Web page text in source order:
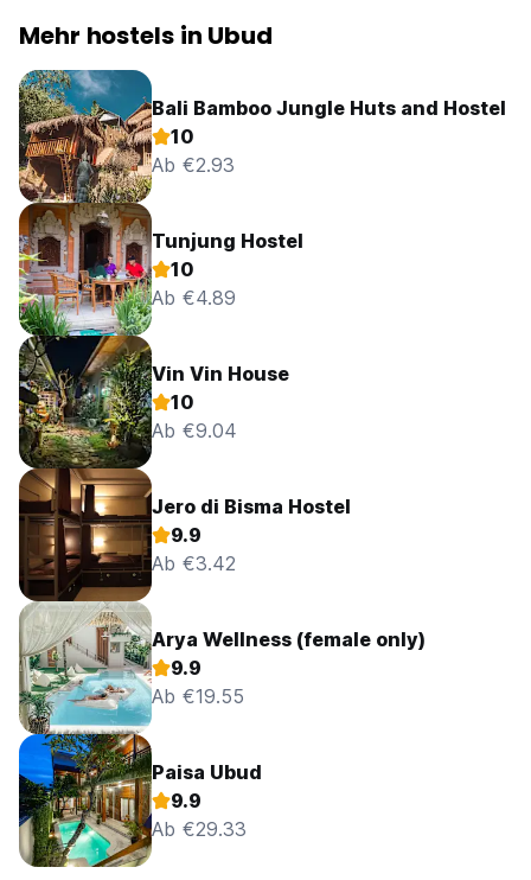
Mehr hostels in Ubud
Bali Bamboo Jungle Huts and Hostel
10
Ab €2.93
Tunjung Hostel
10
Ab €4.89
Vin Vin House
10
Ab €9.04
Jero di Bisma Hostel
9.9
Ab €3.42
Arya Wellness (female only)
9.9
Ab €19.55
Paisa Ubud
9.9
Ab €29.33